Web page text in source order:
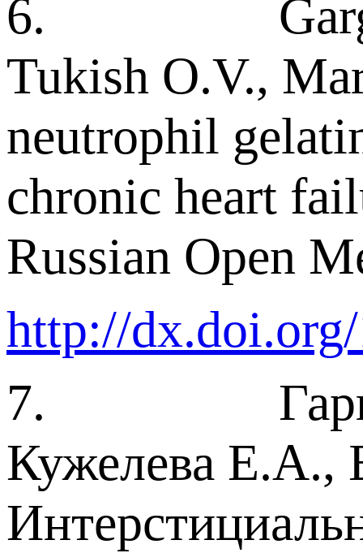
6.
Tukish O.V.,
neutrophil
chronic heart
Russian Open
http://
7.
Кужелева Е.А.,